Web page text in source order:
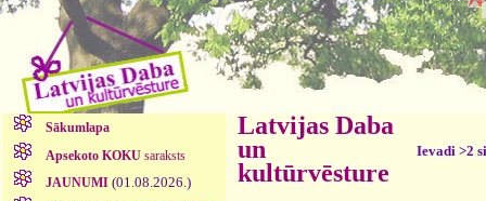
Sākumlapa
Apsekoto KOKUsaraksts
JAUNUMI (01.08.2026.)
Latvijas Daba
un
kultūrvēsture
Ievadi >2